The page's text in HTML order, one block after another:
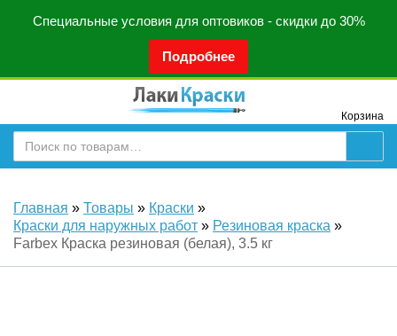
Специальные условия для оптовиков - скидки до 30%
Подробнее
Корзина
Главная » Товары » Краски »
Краски для наружных работ » Резиновая краска »
Farbex Краска резиновая (белая), 3.5 кг